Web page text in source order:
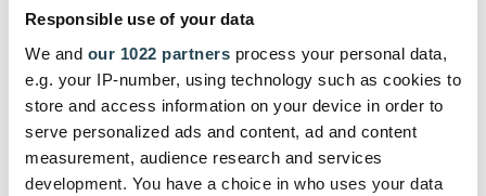
Responsible use of your data
We and our 1022 partners process your personal data,
e.g. your IP-number, using technology such as cookies to
store and access information on your device in order to
serve personalized ads and content, ad and content
measurement, audience research and services
development. You have a choice in who uses your data
intégré, vous pouvez aider les équipes à accomplir
des invites automatiques qui résument la tâche et
peuvent même créer du contenu pour l'accomplir
en quelques clics. C'est extrêmement utile pour les
équipes d'entreprise, car cela permet de mettre tout
le monde sur la même longueur d'onde en matière